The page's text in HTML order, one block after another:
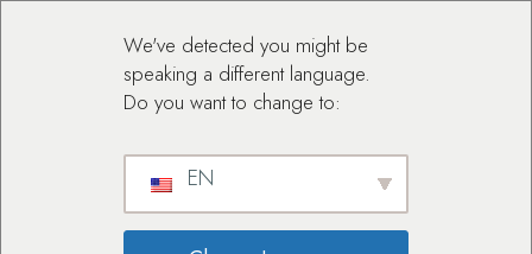
We've detected you might be
speaking a different language.
Do you want to change to:
EN